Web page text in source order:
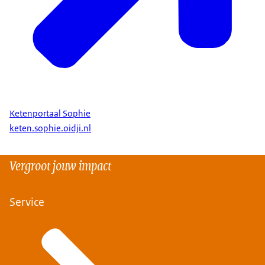
Ketenportaal Sophie
keten.sophie.oidji.nl
Vergroot jouw impact
Service